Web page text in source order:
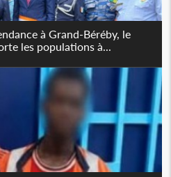
à Grand-Béréby, le
les populations à...